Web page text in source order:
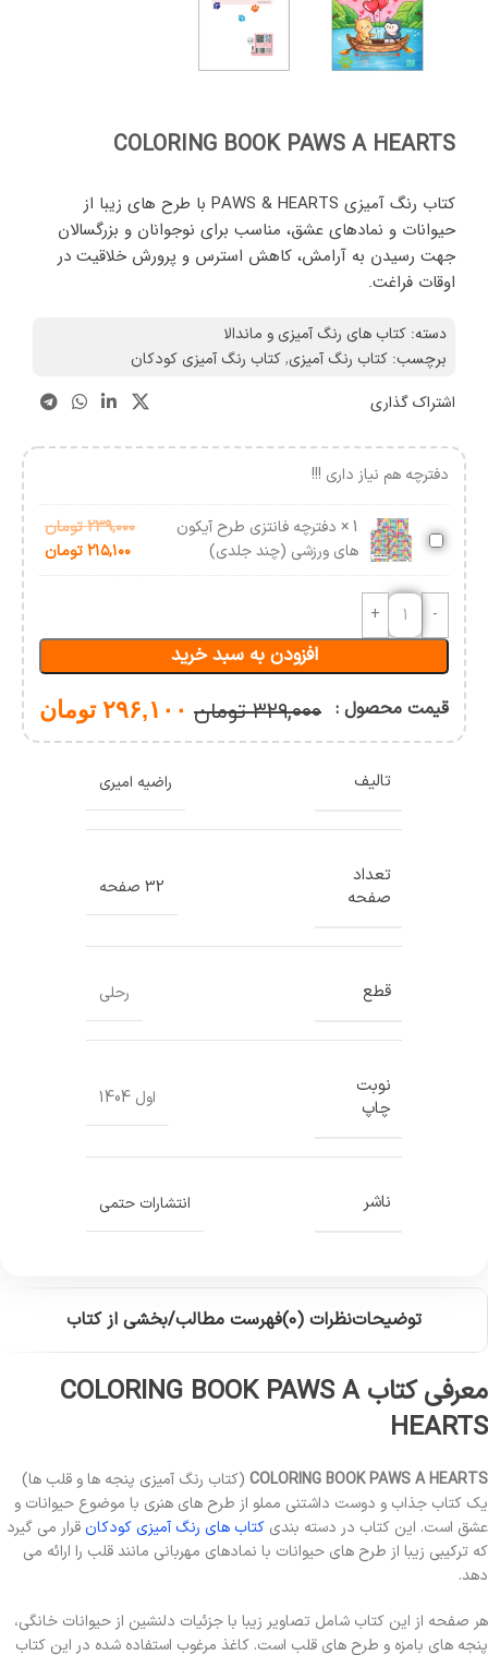
COLORING BOOK PAWS A HEARTS
کتاب رنگ آمیزی PAWS & HEARTS با طرح های زیبا از
حیوانات و نمادهای عشق، مناسب برای نوجوانان و بزرگسالان
جهت رسیدن به آرامش، کاهش استرس و پرورش خلاقیت در
اوقات فراغت.
دسته: کتاب های رنگ آمیزی و ماندالا
برچسب: کتاب رنگ آمیزی,کتاب رنگ آمیزی کودکان
اشتراک گذاری
دفترچه هم نیاز داری !!!
دفترچه
فانتزی
طرح
آیکون
های
جلدی)
1
× دفترچه فانتزی طرح آیکون
های ورزشی (چند جلدی)
۲۳۹,۰۰۰تومان
۲۱۵,۱۰۰تومان
افزودن به سبد خرید
قیمت محصول : ۳۲۹,۰۰۰ تومان ۲۹۶,۱۰۰ تومان
تالیف راضیه امیری
تعداد
صفحه
32 صفحه
قطع رحلی
نوبت
چاپ
اول 1404
ناشر انتشارات حتمی
توضیحاتنظرات (0) فهرست مطالب/بخشی از کتاب
معرفی کتاب COLORING BOOK PAWS A
HEARTS
COLORING BOOK PAWS A HEARTS (کتاب رنگ آمیزی پنجه ها و قلب ها)
یک کتاب جذاب و دوست داشتنی مملو از طرح های هنری با موضوع حیوانات و
عشق است. این کتاب در دسته بندی کتاب های رنگ آمیزی کودکان قرار می گیرد
که ترکیبی زیبا از طرح های حیوانات با نمادهای مهربانی مانند قلب را ارائه می
دهد.
هر صفحه از این کتاب شامل تصاویر زیبا با جزئیات دلنشین از حیوانات خانگی،
پنجه های بامزه و طرح های قلب است. کاغذ مرغوب استفاده شده در این کتاب